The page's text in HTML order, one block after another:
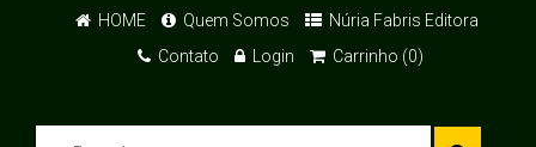
HOME Quem Somos
Núria Fabris Editora
Contato
Login Carrinho (0)